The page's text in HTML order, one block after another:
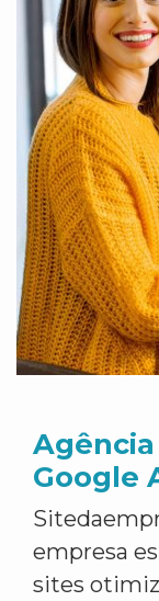
Google
empresa
sites